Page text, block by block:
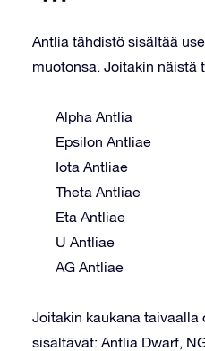
Antlia tähdistö sisältää
muotonsa. Joitakin näistä
Alpha Antlia
Epsilon Antliae
Iota Antliae
Theta Antliae
Eta Antliae
U Antliae
AG Antliae
Joitakin kaukana taivaalla
sisältävät: Antlia Dwarf,